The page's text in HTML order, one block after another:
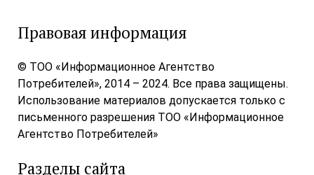
Правовая информация
© ТОО «Информационное Агентство
Потребителей», 2014 – 2024. Все права защищены.
Использование материалов допускается только с
письменного разрешения ТОО «Информационное
Агентство Потребителей»
Разделы сайта